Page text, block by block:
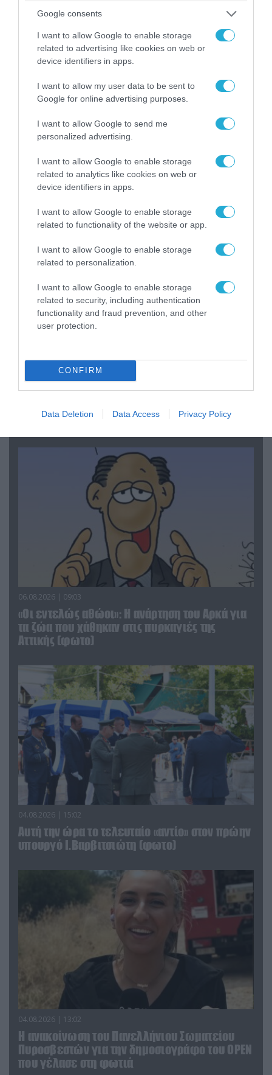
Google consents
I want to allow Google to enable storage
related to advertising like cookies on web or
device identifiers in apps.
I want to allow my user data to be sent to
Google for online advertising purposes.
I want to allow Google to send me
personalized advertising.
I want to allow Google to enable storage
related to analytics like cookies on web or
device identifiers in apps.
I want to allow Google to enable storage
related to functionality of the website or app.
I want to allow Google to enable storage
related to personalization.
I want to allow Google to enable storage
related to security, including authentication
functionality and fraud prevention, and other
user protection.
CONFIRM
Data Deletion Data Access Privacy Policy
07.08.2026 | 20:02
Ο Γιάννης Αλαφούζος «τέλειωσε» τον
Κωνσταντίνο Ζούλα από τον ΣΚΑΪ – Ο λόγος της
06.08.2026 | 14:02
«Επιχείρηση ελεύθερα πεζοδρόμια» στην
Αθήνα: Απομακρύνθηκαν παράνομα
αντικείμενα από κοινόχρηστους χώρους
06.08.2026 | 09:03
«Οι εντελώς αθώοι»: Η ανάρτηση του Αρκά για
τα ζώα που χάθηκαν στις πυρκαγιές της
Αττικής (φωτο)
04.08.2026 | 15:02
Αυτή την ώρα το τελευταίο «αντίο» στον πρώην
υπουργό Ι.Βαρβιτσιώτη (φωτο)
04.08.2026 | 13:02
Η ανακοίνωση του Πανελλήνιου Σωματείου
Πυροσβεστών για την δημοσιογράφο του OPEN
που γέλασε στη φωτιά